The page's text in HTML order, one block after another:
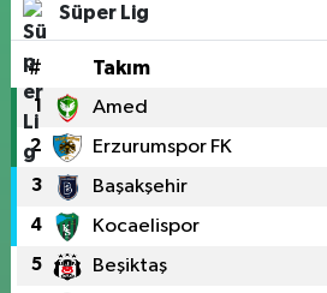
Süper Lig
# Takım
1 Amed
2 Erzurumspor FK
3 Başakşehir
4 Kocaelispor
5 Beşiktaş